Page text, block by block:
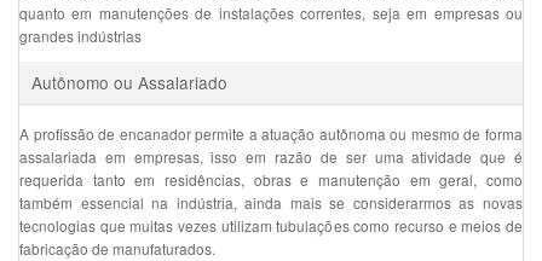
quanto em manutenções de instalações correntes, seja em empresas ou
grandes indústrias
Autônomo ou Assalariado
A profissão de encanador permite a atuação autônoma ou mesmo de forma
assalariada em empresas, isso em razão de ser uma atividade que é
requerida tanto em residências, obras e manutenção em geral, como
também essencial na indústria, ainda mais se considerarmos as novas
tecnologias que muitas vezes utilizam tubulações como recurso e meios de
fabricação de manufaturados.